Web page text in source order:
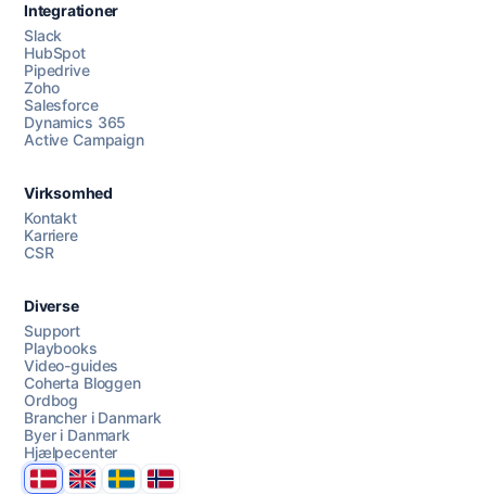
Chat med os
AI Campaign Assist
Integrationer
Slack
HubSpot
Pipedrive
Zoho
Salesforce
Dynamics 365
Active Campaign
Virksomhed
Kontakt
Karriere
CSR
Diverse
Support
Playbooks
Video-guides
Coherta Bloggen
Ordbog
Brancher i Danmark
Byer i Danmark
Hjælpecenter
DanmarkUnited Kingdom
SverigeNorge